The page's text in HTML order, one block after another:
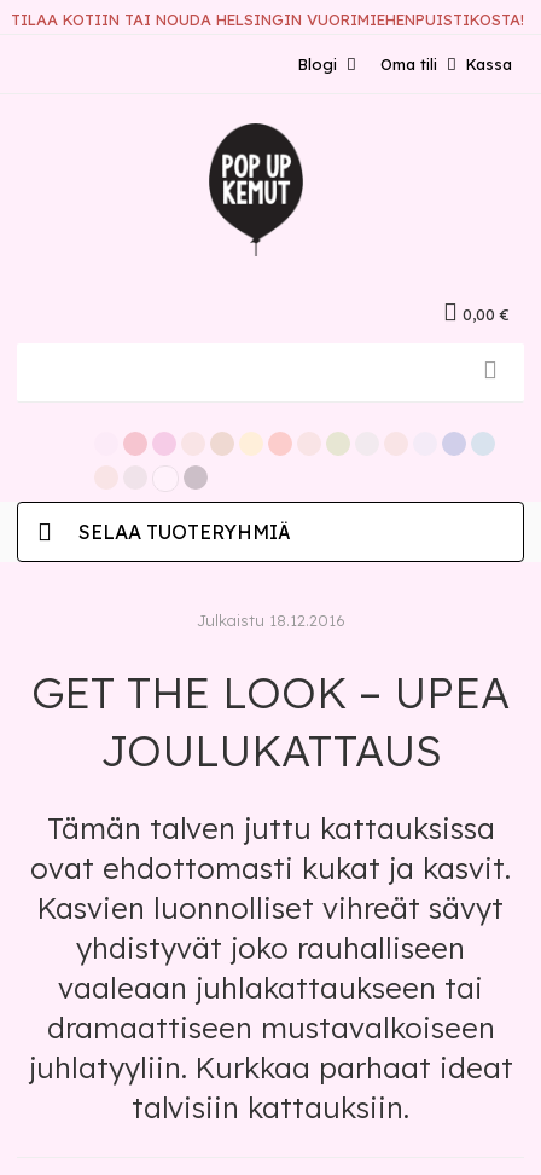
TILAA KOTIIN TAI NOUDA HELSINGIN VUORIMIEHENPUISTIKOSTA!
Kassa
Oma tili
Blogi
0,00 €
SELAA TUOTERYHMIÄ
Julkaistu 18.12.2016
GET THE LOOK – UPEA
JOULUKATTAUS
Tämän talven juttu kattauksissa
ovat ehdottomasti kukat ja kasvit.
Kasvien luonnolliset vihreät sävyt
yhdistyvät joko rauhalliseen
vaaleaan juhlakattaukseen tai
dramaattiseen mustavalkoiseen
juhlatyyliin. Kurkkaa parhaat ideat
talvisiin kattauksiin.